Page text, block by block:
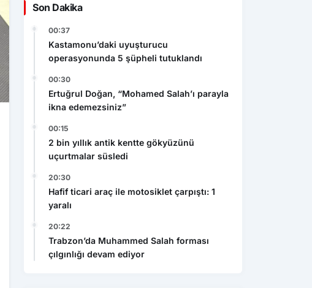
Son Dakika
00:37
Kastamonu’daki uyuşturucu
operasyonunda 5 şüpheli tutuklandı
00:30
Ertuğrul Doğan, “Mohamed Salah’ı parayla
ikna edemezsiniz”
00:15
2 bin yıllık antik kentte gökyüzünü
uçurtmalar süsledi
20:30
Hafif ticari araç ile motosiklet çarpıştı: 1
yaralı
20:22
Trabzon’da Muhammed Salah forması
çılgınlığı devam ediyor